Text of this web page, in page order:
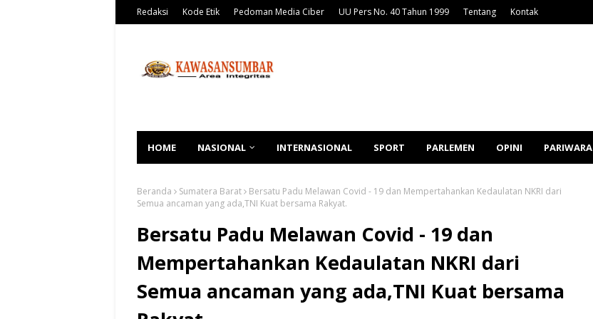
Redaksi Kode Etik Pedoman Media Ciber UU Pers No. 40 Tahun 1999 Tentang Kontak
HOME NASIONAL INTERNASIONAL SPORT PARLEMEN OPINI PARIWARA
Beranda Sumatera Barat
Bersatu Padu Melawan Covid - 19 dan Mempertahankan Kedaulatan NKRI dari
Semua ancaman yang ada,TNI Kuat bersama Rakyat.
Bersatu Padu Melawan Covid - 19 dan
Mempertahankan Kedaulatan NKRI dari
Semua ancaman yang ada,TNI Kuat bersama